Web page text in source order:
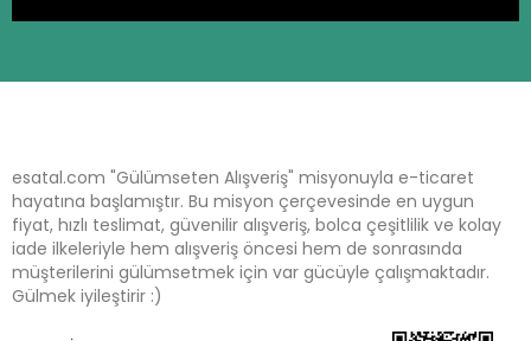
esatal.com "Gülümseten Alışveriş" misyonuyla e-ticaret
hayatına başlamıştır. Bu misyon çerçevesinde en uygun
fiyat, hızlı teslimat, güvenilir alışveriş, bolca çeşitlilik ve kolay
iade ilkeleriyle hem alışveriş öncesi hem de sonrasında
müşterilerini gülümsetmek için var gücüyle çalışmaktadır.
Gülmek iyileştirir :)